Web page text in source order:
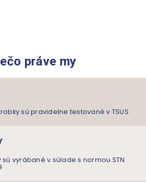
práve my
sú pravidelne testované v TSUS
sú vyrábané v súlade s normou STN